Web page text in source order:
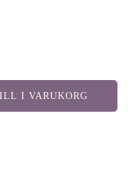
I VARUKORG